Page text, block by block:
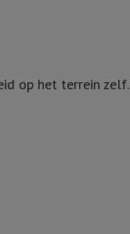
op het terrein zelf.